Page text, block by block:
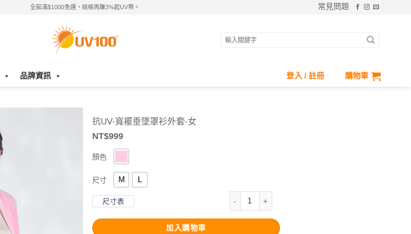
全館滿$1000免運，結帳再賺3%起UV幣。 常見問題
搜
品牌資訊 登入 / 註冊 購物車
抗UV-寬襬垂墜罩衫外套-女
NT$999
顏色
尺寸 M L
尺寸表
抗UV-寬襬垂墜罩衫外套-女 數量
加入購物車